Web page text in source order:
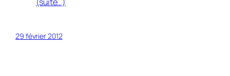
29 février 2012